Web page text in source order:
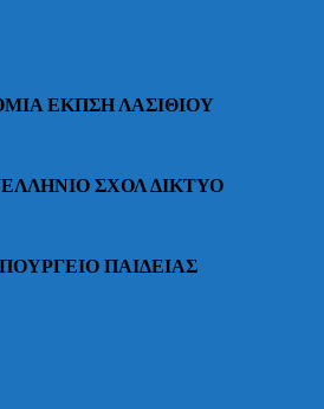
ΕΚΠΣΗ ΛΑΣΙΘΙΟΥ
ΣΧΟΛ ΔΙΚΤΥΟ
ΠΑΙΔΕΙΑΣ